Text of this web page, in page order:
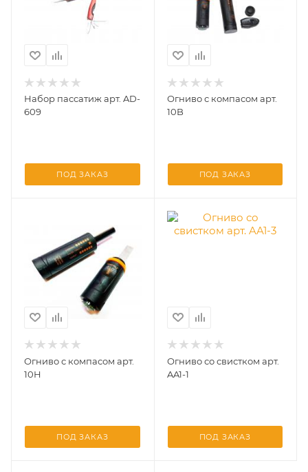
Набор пассатиж арт. AD-
609
ПОД ЗАКАЗ
Огниво с компасом арт.
10B
ПОД ЗАКАЗ
Огниво с компасом арт.
10H
ПОД ЗАКАЗ
Огниво со свистком арт.
AA1-1
ПОД ЗАКАЗ